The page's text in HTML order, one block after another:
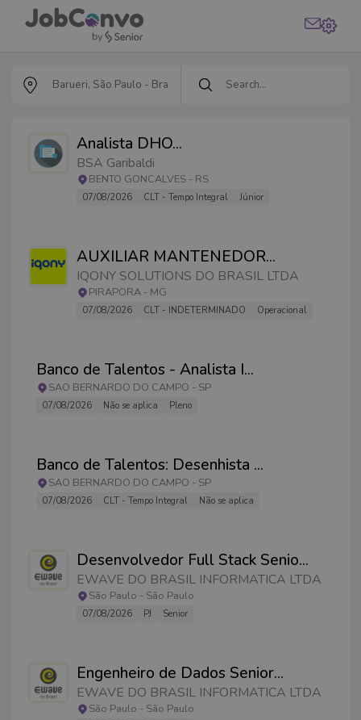
Analista DHO...
BSA Garibaldi
BENTO GONCALVES - RS
07/08/2026 CLT - Tempo Integral Júnior
AUXILIAR MANTENEDOR...
IQONY SOLUTIONS DO BRASIL LTDA
PIRAPORA - MG
07/08/2026 CLT - INDETERMINADO Operacional
Banco de Talentos - Analista I...
SAO BERNARDO DO CAMPO - SP
07/08/2026 Não se aplica Pleno
Banco de Talentos: Desenhista ...
SAO BERNARDO DO CAMPO - SP
07/08/2026 CLT - Tempo Integral Não se aplica
Desenvolvedor Full Stack Senio...
EWAVE DO BRASIL INFORMATICA LTDA
São Paulo - São Paulo
07/08/2026 PJ Senior
Engenheiro de Dados Senior...
EWAVE DO BRASIL INFORMATICA LTDA
São Paulo - São Paulo